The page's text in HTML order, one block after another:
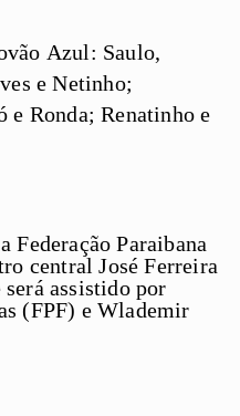
Azul: Saulo,
e Netinho;
e Ronda; Renatinho e
Federação Paraibana
central José Ferreira
será assistido por
(FPF) e Wlademir